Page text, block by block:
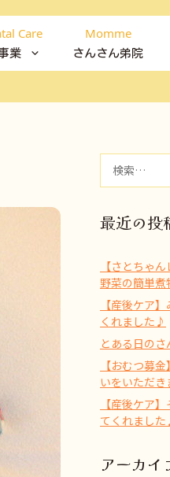
Care
業
Momme
さんさん弟院
最近の投
【さとちゃ
野菜の簡単煮
【産後ケア
くれました♪
とある日の
【おむつ募
いをいただ
【産後ケア
てくれまし
アーカイ